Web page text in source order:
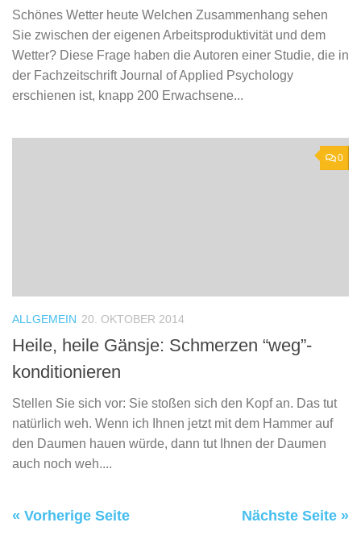
Schönes Wetter heute Welchen Zusammenhang sehen
Sie zwischen der eigenen Arbeitsproduktivität und dem
Wetter? Diese Frage haben die Autoren einer Studie, die in
der Fachzeitschrift Journal of Applied Psychology
erschienen ist, knapp 200 Erwachsene...
0
ALLGEMEIN 20. OKTOBER 2014
Heile, heile Gänsje: Schmerzen “weg”-
konditionieren
Stellen Sie sich vor: Sie stoßen sich den Kopf an. Das tut
natürlich weh. Wenn ich Ihnen jetzt mit dem Hammer auf
den Daumen hauen würde, dann tut Ihnen der Daumen
auch noch weh....
« Vorherige Seite Nächste Seite »